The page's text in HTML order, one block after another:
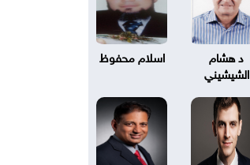
د هشام
الشيشيني
اسلام محفوظ